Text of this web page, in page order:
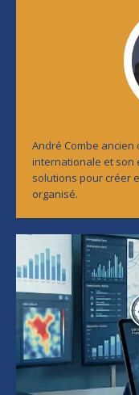
André Combe
internationale et son
solutions pour créer
organisé.